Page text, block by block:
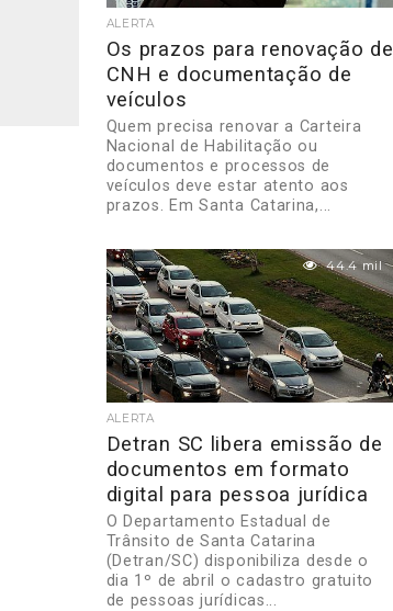
ALERTA
Os prazos para renovação de
CNH e documentação de
veículos
Quem precisa renovar a Carteira
Nacional de Habilitação ou
documentos e processos de
veículos deve estar atento aos
prazos. Em Santa Catarina,...
44.4 mil
ALERTA
Detran SC libera emissão de
documentos em formato
digital para pessoa jurídica
O Departamento Estadual de
Trânsito de Santa Catarina
(Detran/SC) disponibiliza desde o
dia 1º de abril o cadastro gratuito
de pessoas jurídicas...